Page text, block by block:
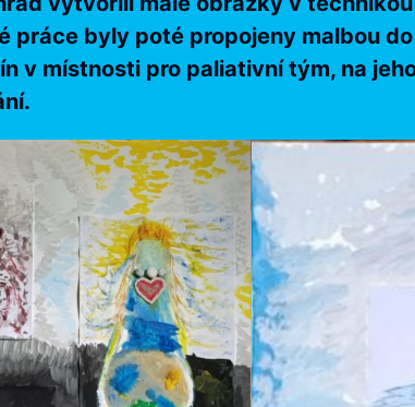
práce byly poté propojeny malbou
v místnosti pro paliativní tým, na